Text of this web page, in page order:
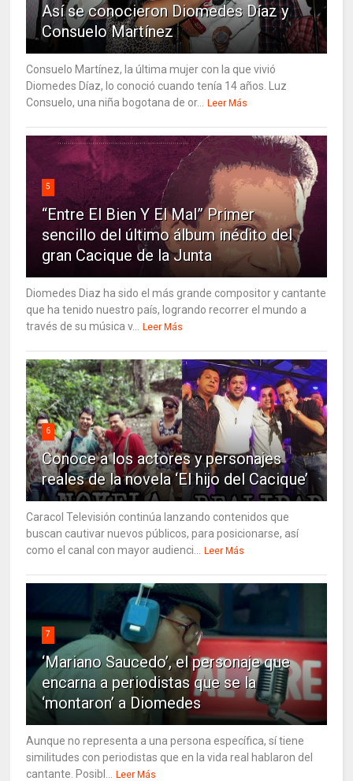
Así se conocieron Diomedes Díaz y
Consuelo Martínez
Consuelo Martínez, la última mujer con la que vivió
Diomedes Díaz, lo conoció cuando tenía 14 años. Luz
Consuelo, una niña bogotana de or...
Leer Más
5
“Entre El Bien Y El Mal” Primer
sencillo del último álbum inédito del
gran Cacique de la Junta
Diomedes Diaz ha sido el más grande compositor y cantante
que ha tenido nuestro país, logrando recorrer el mundo a
través de su música v...
Leer Más
6
Conoce a los actores y personajes
reales de la novela ‘El hijo del Cacique’
Caracol Televisión continúa lanzando contenidos que
buscan cautivar nuevos públicos, para posicionarse, así
como el canal con mayor audienci...
Leer Más
7
‘Mariano Saucedo’, el personaje que
encarna a periodistas que se la
‘montaron’ a Diomedes
Aunque no representa a una persona específica, sí tiene
similitudes con periodistas que en la vida real hablaron del
cantante. Posibl...
Leer Más